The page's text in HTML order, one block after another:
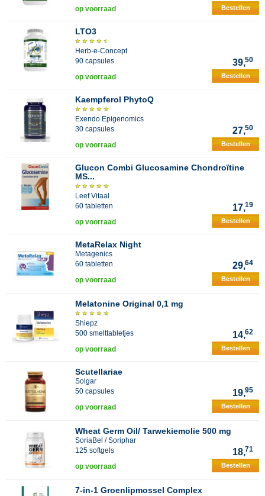
op voorraad Bestellen
LTO3
Herb-e-Concept
90 capsules
39,50
op voorraad Bestellen
Kaempferol PhytoQ
Exendo Epigenomics
30 capsules
27,50
op voorraad Bestellen
Glucon Combi Glucosamine Chondroïtine
MS...
Leef Vitaal
60 tabletten
17,19
op voorraad Bestellen
MetaRelax Night
Metagenics
60 tabletten
29,64
op voorraad Bestellen
Melatonine Original 0,1 mg
Shiepz
500 smelttabletjes
14,62
op voorraad Bestellen
Scutellariae
Solgar
50 capsules
19,95
op voorraad Bestellen
Wheat Germ Oil/ Tarwekiemolie 500 mg
SoriaBel / Soriphar
125 softgels
18,71
op voorraad Bestellen
7-in-1 Groenlipmossel Complex